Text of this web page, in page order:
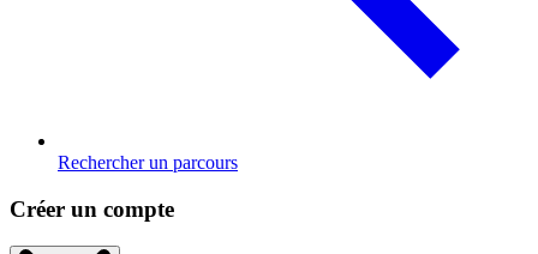
Rechercher un parcours
Créer un compte